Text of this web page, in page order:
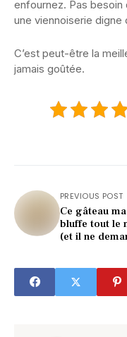
enfournez. Pas
une viennoiserie digne
C’est peut-être la
jamais goûtée.
PREVIOUS POST
Ce gâteau
bluffe tout le
(et il ne